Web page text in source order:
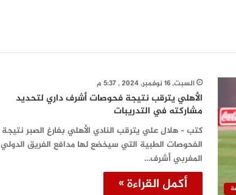
السبت, 16 نوفمبر, 2024 , 5:37 م
الأهلي يترقب نتيجة فحوصات أشرف داري لتحديد
مشاركته في التدريبات
كتب – هلال علي يترقب النادي الأهلي بفارغ الصبر نتيجة
الفحوصات الطبية التي سيخضع لها مدافع الفريق الدولي
المغربي أشرف…
أكمل القراءة »